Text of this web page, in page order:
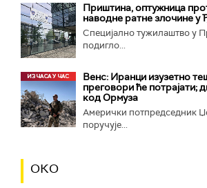
Приштина, оптужница
наводне ратне злочине у
Специјално тужилаштво у
подигло...
Венс: Иранци изузетно
преговори ће потрајати;
код Ормуза
Амерички потпредседник
поручује...
ОКО